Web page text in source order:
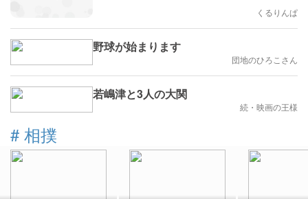
くるりんぱ
野球が始まります
団地のひろこさん
若嶋津と3人の大関
続・映画の王様
# 相撲